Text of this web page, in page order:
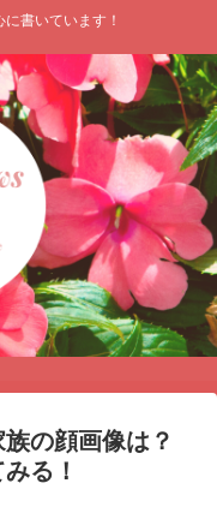
書いています！
の顔画像は？
る！